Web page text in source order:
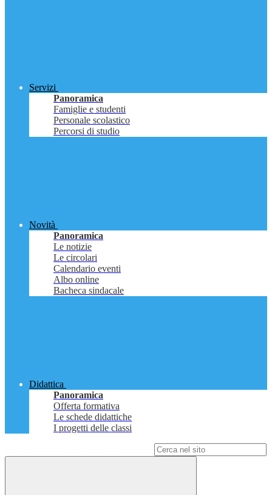
Servizi
Panoramica
Famiglie e studenti
Personale scolastico
Percorsi di studio
Novità
Panoramica
Le notizie
Le circolari
Calendario eventi
Albo online
Bacheca sindacale
Didattica
Panoramica
Offerta formativa
Le schede didattiche
I progetti delle classi